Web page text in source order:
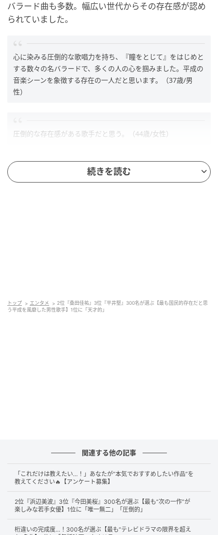
バラード曲も多数。幅広い世代からその存在感が認め
られていました。
心に染みる圧倒的な歌唱力を持ち、『瞳をとじて』をはじめと
する数々の名バラードで、多くの人の心を掴みました。平成の
音楽シーンを象徴する存在の一人だと思います。（37歳/男
性）
圧倒的な存在感がある歌手だと思う。（44歳/女性）
平成は彼の時代でした。ずっと売れてました。（53歳/男性）
問わず親しまれています。
幅広い世代に長年愛され続けており、多くの名曲で日本の音楽
界を代表する存在だと感じるからです。（64歳/男性）
続きを読む
トップ エンタメ
2位『桑田佳祐』3位『平井堅』300名が選ぶ【最も国民的存在だと思
う平成を風靡した男性歌手】1位に「天才的」
関連する他の記事
「これだけは教えたい…！」あなたが“本気でおすすめしたい作品”を
教えてください🔥【アンケート募集】
2位『浜辺美波』3位『今田美桜』300名が選ぶ【最も“次の一作”が
楽しみな若手女優】1位に「唯一無二」「圧倒的」
桁違いの完成度…！300名が選ぶ【最も“テレビドラマの限界を超え